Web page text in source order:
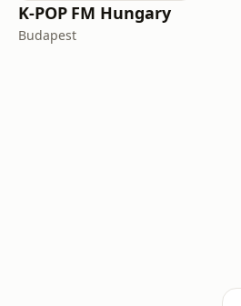
K-POP FM Hungary
Budapest